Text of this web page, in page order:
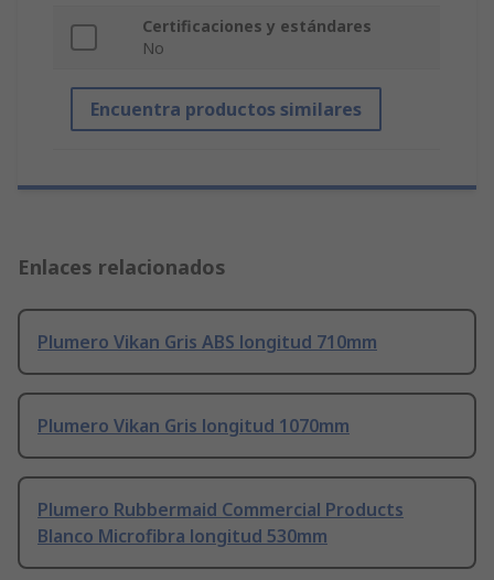
Certificaciones y estándares
No
Encuentra productos similares
Enlaces relacionados
Plumero Vikan Gris ABS longitud 710mm
Plumero Vikan Gris longitud 1070mm
Plumero Rubbermaid Commercial Products
Blanco Microfibra longitud 530mm